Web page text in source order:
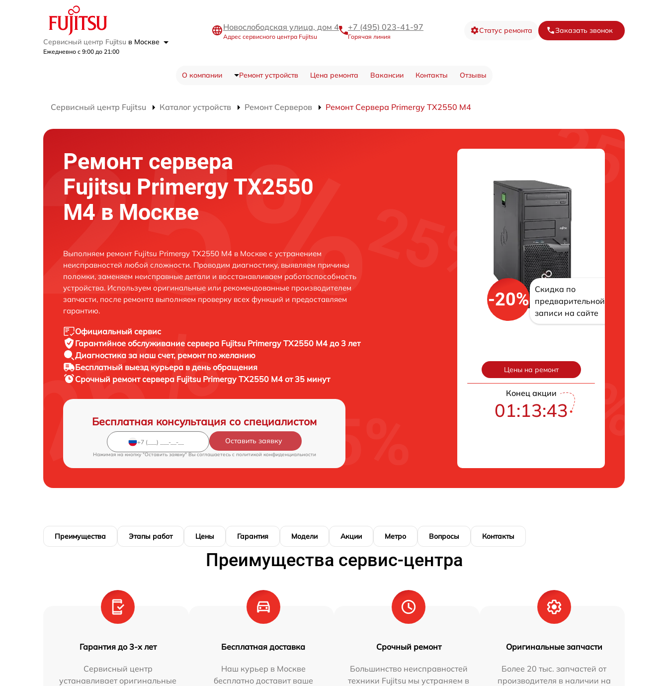
Сервисный центр Fujitsu в Москве
Ежедневно с 9:00 до 21:00
Новослободская улица, дом 4
Адрес сервисного центра Fujitsu
+7 (495) 023-41-97
Горячая линия
Статус ремонта Заказать звонок
О компании Ремонт устройств Цена ремонта Вакансии Контакты Отзывы
Сервисный центр Fujitsu Каталог устройств Ремонт Серверов Ремонт Сервера Primergy TX2550 M4
Ремонт сервера
Fujitsu Primergy TX2550
M4 в Москве
Выполняем ремонт Fujitsu Primergy TX2550 M4 в Москве с устранением
неисправностей любой сложности. Проводим диагностику, выявляем причины
поломки, заменяем неисправные детали и восстанавливаем работоспособность
устройства. Используем оригинальные или рекомендованные производителем
запчасти, после ремонта выполняем проверку всех функций и предоставляем
гарантию.
Официальный сервис
Гарантийное обслуживание сервера Fujitsu Primergy TX2550 M4 до 3 лет
Диагностика за наш счет, ремонт по желанию
Бесплатный выезд курьера в день обращения
Срочный ремонтсервера Fujitsu Primergy TX2550 M4 от 35 минут
Бесплатная консультация со специалистом
Оставить заявку
Нажимая на кнопку "Оставить заявку" Вы соглашаетесь c политикой конфиденциальности
-20%
Скидка по
предварительной
записи на сайте
Цены на ремонт
Конец акции
01:13:42
Преимущества Этапы работ Цены Гарантия Модели Акции Метро Вопросы Контакты
Преимущества сервис-центра
Гарантия до 3-х лет
Сервисный центр
устанавливает оригинальные
Бесплатная доставка
Наш курьер в Москве
бесплатно доставит ваше
Срочный ремонт
Большинство неисправностей
техники Fujitsu мы устраняем в
Оригинальные запчасти
Более 20 тыс. запчастей от
производителя в наличии на